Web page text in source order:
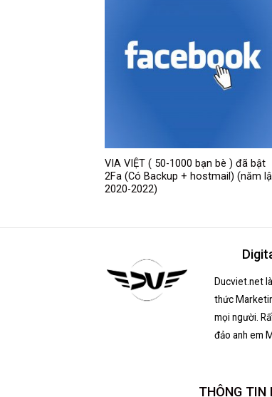
VIA VIỆT ( 50-1000 bạn bè ) đã bật
2Fa (Có Backup + hostmail) (năm
2020-2022)
Ducviet.net
thức
mọi người.
đảo anh em
THÔNG TIN